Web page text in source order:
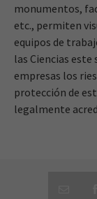
monumentos,
etc., permiten
equipos de
las Ciencias
empresas los
protección de
legalmente